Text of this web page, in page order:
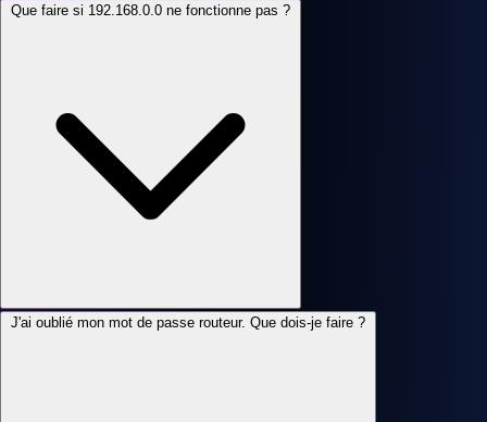
Que faire si 192.168.0.0 ne fonctionne pas ?
J'ai oublié mon mot de passe routeur. Que dois-je faire ?